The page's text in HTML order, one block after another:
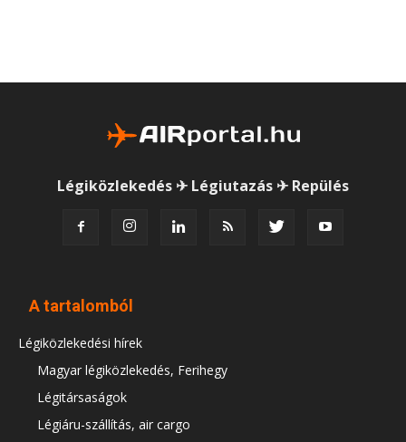
Légiközlekedés ✈ Légiutazás ✈ Repülés
A tartalomból
Légiközlekedési hírek
Magyar légiközlekedés, Ferihegy
Légitársaságok
Légiáru-szállítás, air cargo